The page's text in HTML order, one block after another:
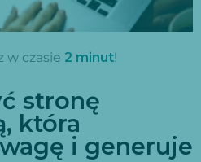
w czasie 2 minut!
stronę
która
i generuje